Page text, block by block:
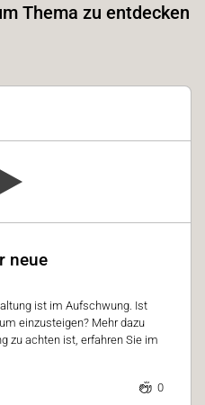
Thema zu entdecken
neue
ist im Aufschwung. Ist
einzusteigen? Mehr dazu
zu achten ist, erfahren Sie im
0